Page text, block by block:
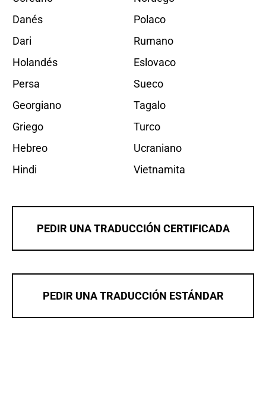
Danés
Dari
Holandés
Persa
Georgiano
Griego
Hebreo
Hindi
Polaco
Rumano
Eslovaco
Sueco
Tagalo
Turco
Ucraniano
Vietnamita
PEDIR UNA TRADUCCIÓN CERTIFICADA
PEDIR UNA TRADUCCIÓN ESTÁNDAR